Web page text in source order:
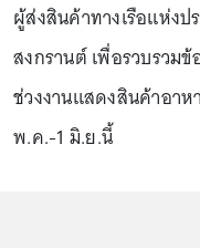
ผู้ส่งสินค้าทางเรือแห่งป
สงกรานต์ เพื่อรวบรว
ช่วงงานแสดงสินค้าอา
พ.ค.-1 มิ.ย.นี้